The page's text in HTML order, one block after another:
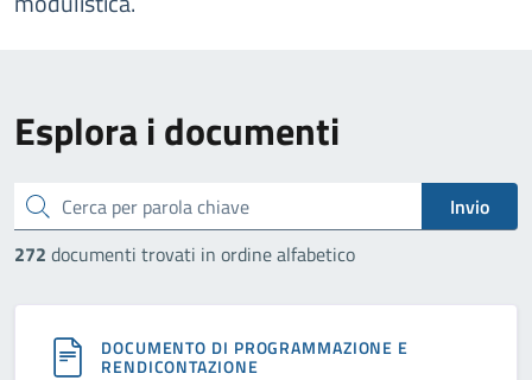
Esplora i documenti
cerca
Invio
272 documenti trovati in ordine alfabetico
DOCUMENTO DI PROGRAMMAZIONE E
RENDICONTAZIONE